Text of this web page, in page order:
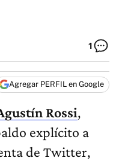
1
Agregar PERFIL en Google
Rossi,
explícito a
de Twitter,